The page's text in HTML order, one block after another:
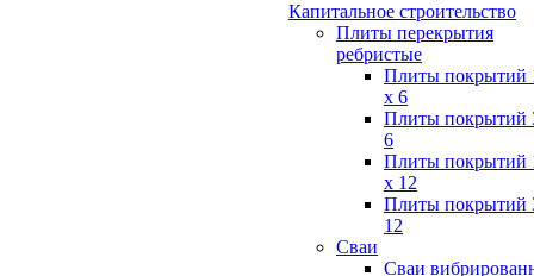
Капитальное строительство
Плиты перекрытия
ребристые
Плиты покрытий
x 6
Плиты покрытий
6
Плиты покрытий
x 12
Плиты покрытий
12
Сваи
Сваи